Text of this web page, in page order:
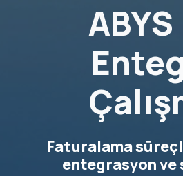
Faturalama
entegrasyon ve